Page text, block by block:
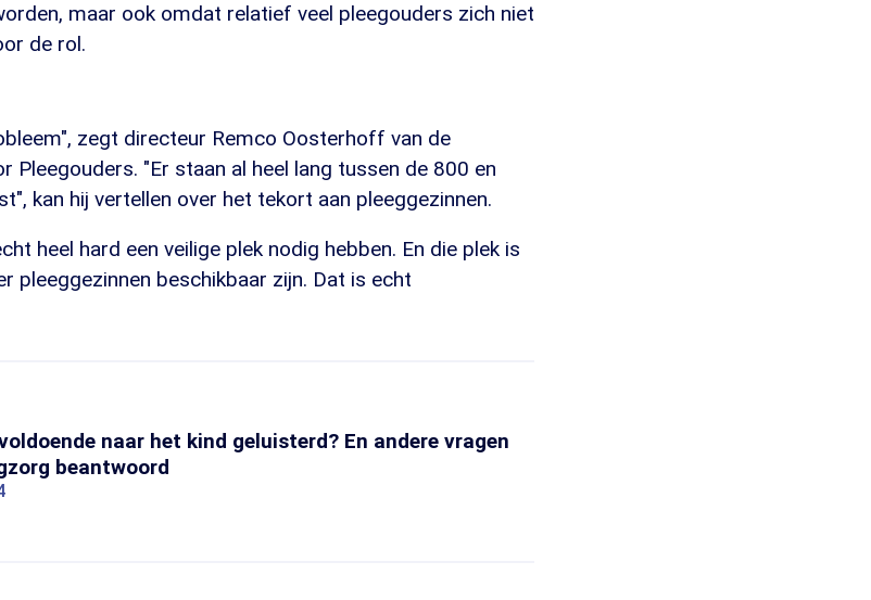
maar ook omdat relatief veel pleegouders zich niet
de rol.
zegt directeur Remco Oosterhoff van de
Pleegouders. "Er staan al heel lang tussen de 800 en
kan hij vertellen over het tekort aan pleeggezinnen.
heel hard een veilige plek nodig hebben. En die plek is
pleeggezinnen beschikbaar zijn. Dat is echt
naar het kind geluisterd? En andere vragen
beantwoord